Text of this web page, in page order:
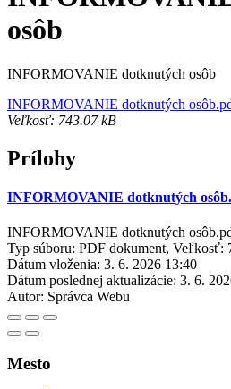
osôb
INFORMOVANIE dotknutých osôb
INFORMOVANIE dotknutých
Veľkosť: 743.07 kB
Prílohy
INFORMOVANIE dotknutých
INFORMOVANIE dotknutých
Typ súboru: PDF dokument, Veľkosť:
Dátum vloženia: 3. 6. 2026 13:40
Dátum poslednej aktualizácie: 3. 6.
Autor: Správca Webu
Mesto